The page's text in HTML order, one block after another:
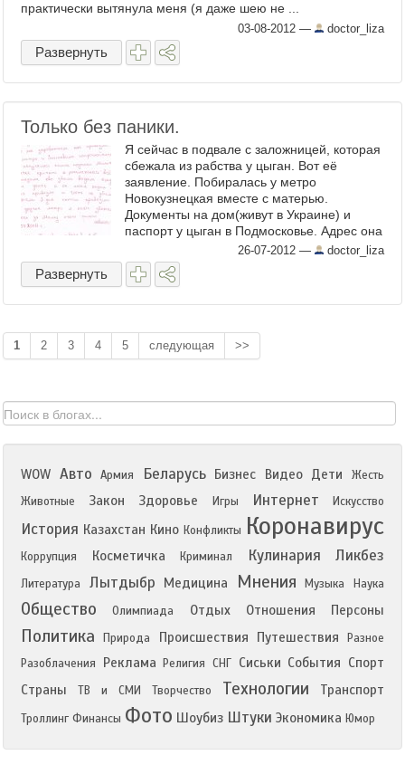
практически вытянула меня (я даже шею не ...
03-08-2012 — doctor_liza
Развернуть
Только без паники.
Я сейчас в подвале с заложницей, которая
сбежала из рабства у цыган. Вот её
заявление. Побиралась у метро
Новокузнецкая вместе с матерью.
Документы на дом(живут в Украине) и
паспорт у цыган в Подмосковье. Адрес она
указала. Так как в прошлый ...
26-07-2012 — doctor_liza
Развернуть
1 2 3 4 5 следующая >>
WOW Авто Армия Беларусь Бизнес Видео Дети
Жесть
Животные
Закон Здоровье Игры Интернет Искусство
История Казахстан Кино Конфликты Коронавирус
Коррупция Косметичка Криминал Кулинария Ликбез
Литература Лытдыбр Медицина Мнения Музыка Наука
Общество Олимпиада Отдых Отношения Персоны
Политика Природа Происшествия Путешествия
Разное
Разоблачения
Реклама Религия СНГ Сиськи События Спорт
Страны
ТВ и СМИ Творчество Технологии Транспорт
Троллинг Финансы Фото Шоубиз Штуки Экономика Юмор